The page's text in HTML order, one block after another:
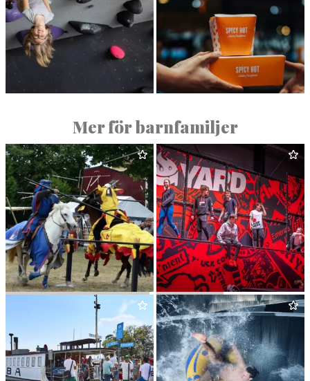
Mer för barnfamiljer
ARBO­GA MEDELTIDSDAGAR JUMP­YARD